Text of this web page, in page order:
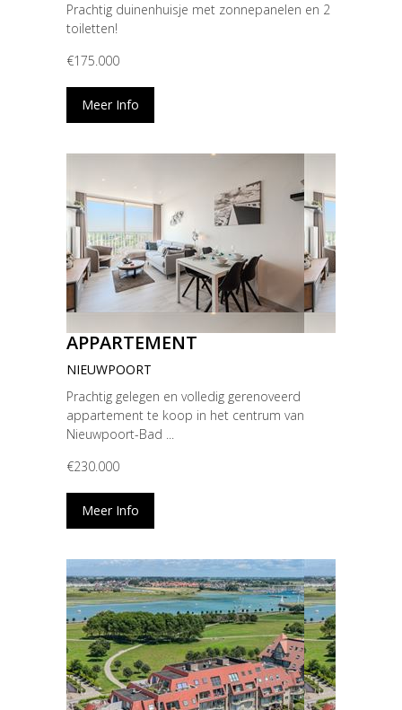
Prachtig duinenhuisje met zonnepanelen en 2
toiletten!
€175.000
Meer Info
APPARTEMENT
NIEUWPOORT
Prachtig gelegen en volledig gerenoveerd
appartement te koop in het centrum van
Nieuwpoort-Bad ...
€230.000
Meer Info